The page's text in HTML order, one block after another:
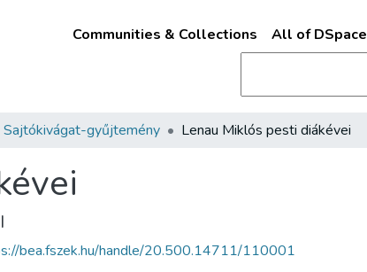
Communities & Collections All of DSpace
Sajtókivágat-gyűjtemény Lenau Miklós pesti diákévei
bea.fszek.hu/handle/20.500.14711/110001